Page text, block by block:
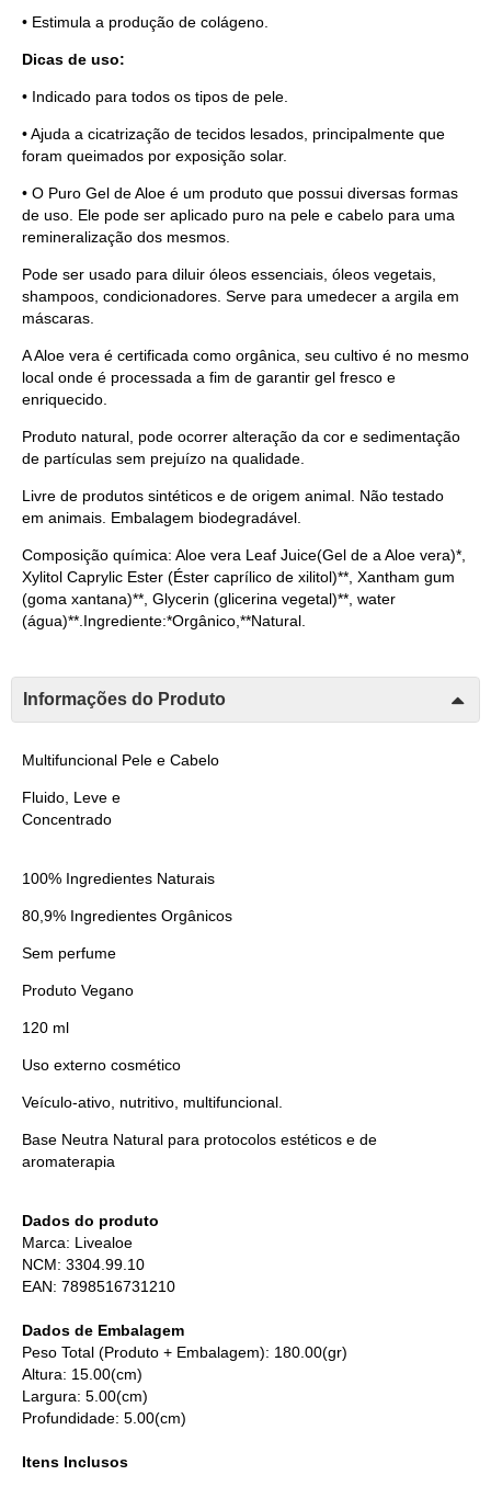
• Estimula a produção de colágeno.
Dicas de uso:
• Indicado para todos os tipos de pele.
• Ajuda a cicatrização de tecidos lesados, principalmente que
foram queimados por exposição solar.
• O Puro Gel de Aloe é um produto que possui diversas formas
de uso. Ele pode ser aplicado puro na pele e cabelo para uma
remineralização dos mesmos.
Pode ser usado para diluir óleos essenciais, óleos vegetais,
shampoos, condicionadores. Serve para umedecer a argila em
máscaras.
A Aloe vera é certificada como orgânica, seu cultivo é no mesmo
local onde é processada a fim de garantir gel fresco e
enriquecido.
Produto natural, pode ocorrer alteração da cor e sedimentação
de partículas sem prejuízo na qualidade.
Livre de produtos sintéticos e de origem animal. Não testado
em animais. Embalagem biodegradável.
Composição química: Aloe vera Leaf Juice(Gel de a Aloe vera)*,
Xylitol Caprylic Ester (Éster caprílico de xilitol)**, Xantham gum
(goma xantana)**, Glycerin (glicerina vegetal)**, water
(água)**.Ingrediente:*Orgânico,**Natural.
Informações do Produto
Multifuncional Pele e Cabelo
Fluido, Leve e
Concentrado
100% Ingredientes Naturais
80,9% Ingredientes Orgânicos
Sem perfume
Produto Vegano
120 ml
Uso externo cosmético
Veículo-ativo, nutritivo, multifuncional.
Base Neutra Natural para protocolos estéticos e de
aromaterapia
Dados do produto
Marca: Livealoe
NCM: 3304.99.10
EAN: 7898516731210
Dados de Embalagem
Peso Total (Produto + Embalagem): 180.00(gr)
Altura: 15.00(cm)
Largura: 5.00(cm)
Profundidade: 5.00(cm)
Itens Inclusos